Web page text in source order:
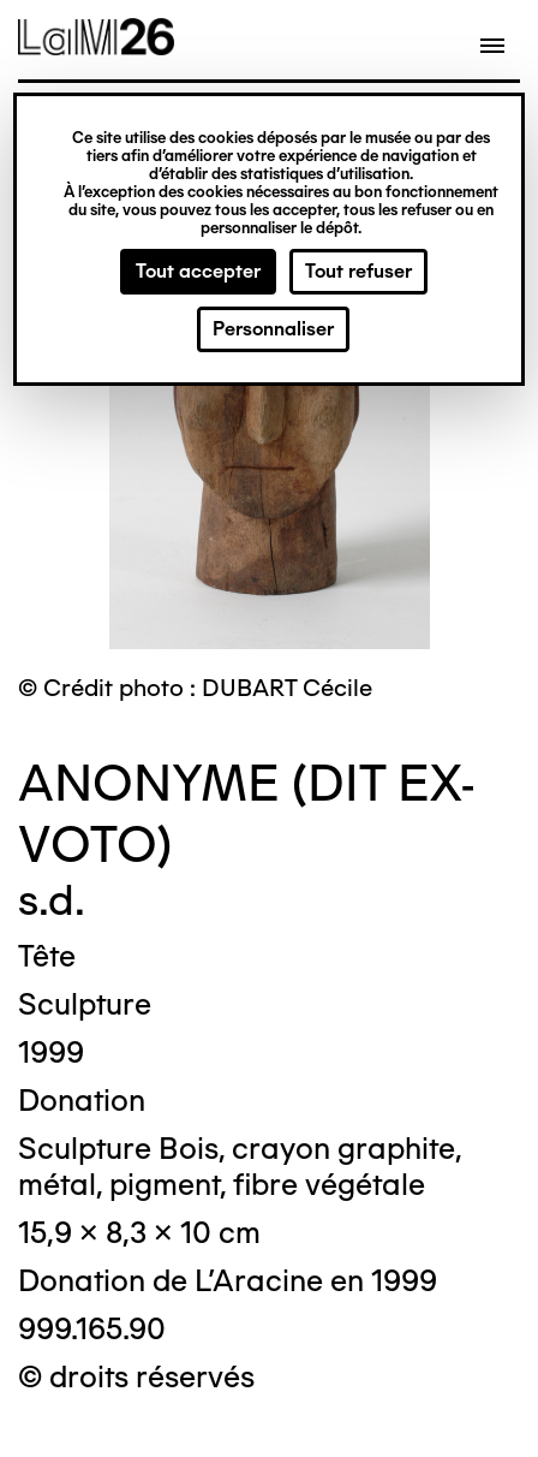
Gestion des cookies
Ce site utilise des cookies déposés par le musée ou par des
tiers afin d’améliorer votre expérience de navigation et
d’établir des statistiques d’utilisation.
À l’exception des cookies nécessaires au bon fonctionnement
du site, vous pouvez tous les accepter, tous les refuser ou en
personnaliser le dépôt.
Tout accepter Tout refuser
Personnaliser
contenu
© Crédit photo : DUBART Cécile
ANONYME (DIT EX-
VOTO)
s.d.
Tête
Sculpture
1999
Donation
Sculpture Bois, crayon graphite,
métal, pigment, fibre végétale
15,9 x 8,3 x 10 cm
Donation de L'Aracine en 1999
999.165.90
© droits réservés